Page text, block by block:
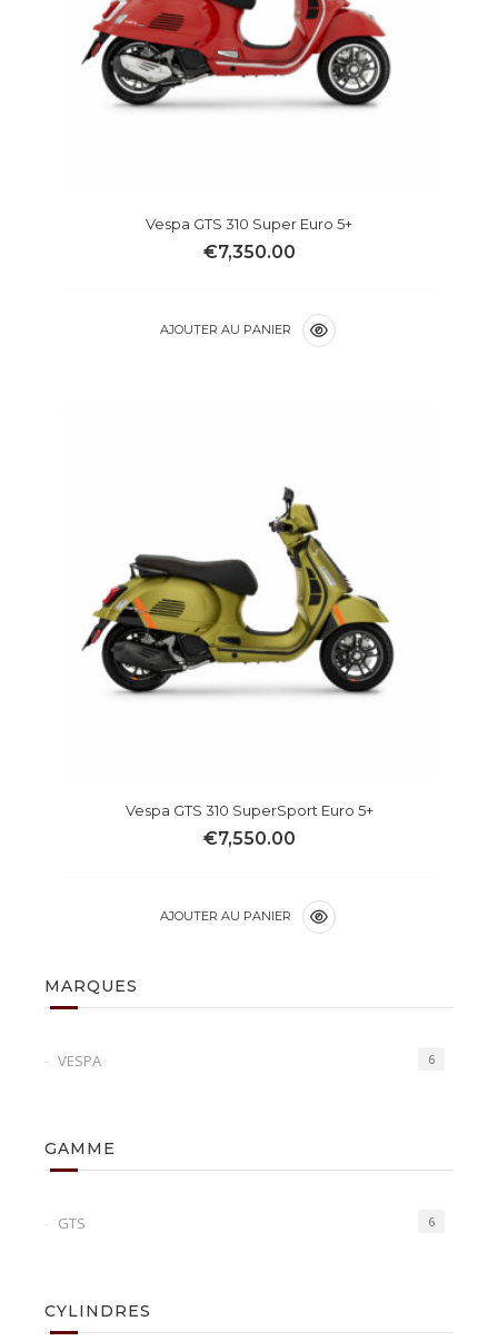
Vespa GTS 310 Super Euro 5+
€7,350.00
AJOUTER AU PANIER
Vespa GTS 310 SuperSport Euro 5+
€7,550.00
AJOUTER AU PANIER
MARQUES
VESPA 6
GAMME
GTS 6
CYLINDRES